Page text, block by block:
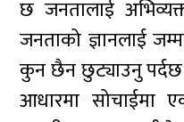
छ जनतालाई
जनताको ज्ञानलाई
कुन छैन छुट्याउनु पर्दछ
आधारमा सोचाईमा